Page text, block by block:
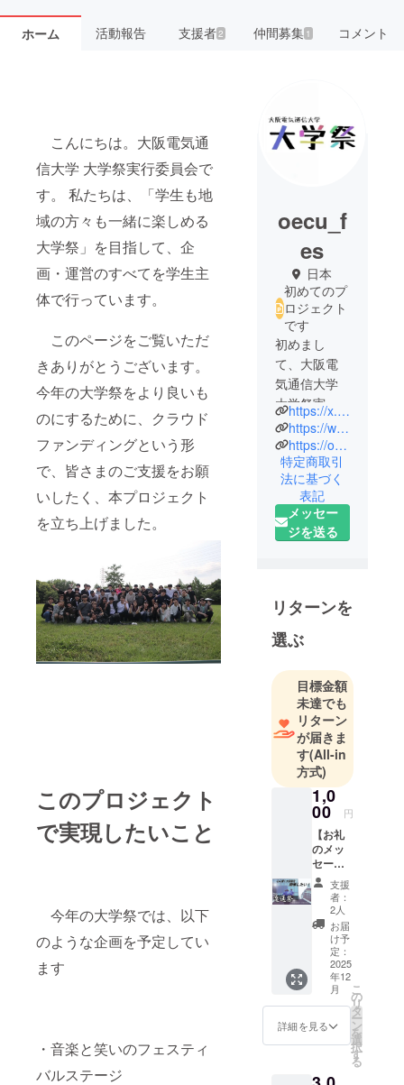
ホーム 活動報告 支援者 2 仲間募集 1 コメント
こんにちは。大阪電気通
信大学 大学祭実行委員会で
す。 私たちは、「学生も地
域の方々も一緒に楽しめる
大学祭」を目指して、企
画・運営のすべてを学生主
体で行っています。
このページをご覧いただ
きありがとうございます。
今年の大学祭をより良いも
のにするために、クラウド
ファンディングという形
で、皆さまのご支援をお願
いしたく、本プロジェクト
を立ち上げました。
このプロジェクト
で実現したいこと
今年の大学祭では、以下
のような企画を予定してい
ます
・音楽と笑いのフェスティ
バルステージ
oecu_f
es
日本
初めてのプ
ロジェクト
です
初めまし
て、大阪電
気通信大学
大学祭実行
委員会で
す。
私たちは
「響心」を
テーマに学
生と地域が
一体となっ
を目指して
活動してい
ます。
援よろしく
お願いいた
します。
https://x.com/oecu_fes
https://www.instagram.com/oecu_fes
https://oecuevent.group/
特定商取引
法に基づく
表記
メッセー
ジを送る
リターンを
選ぶ
目標金額
未達でも
リターン
が届きま
す(All-in
方式)
1,0
00 円
【お礼
のメッ
セージ
＋名前
開示＋
報告
書】 <
内容>
・お礼
のメッ
セージ
・パン
フレッ
トへな
どのお
告書
支援
者：
2人
お届
け予
定：
2025
年12
月
詳細を見る
こ
の
リ
タ
ー
ン
を
選
択
す
る